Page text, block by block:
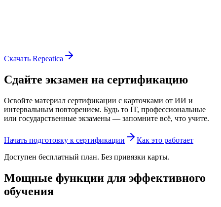
Скачать Repeatica
Сдайте экзамен на сертификацию
Освойте материал сертификации с карточками от ИИ и
интервальным повторением. Будь то IT, профессиональные
или государственные экзамены — запомните всё, что учите.
Начать подготовку к сертификации
Как это работает
Доступен бесплатный план. Без привязки карты.
Мощные функции для эффективного
обучения